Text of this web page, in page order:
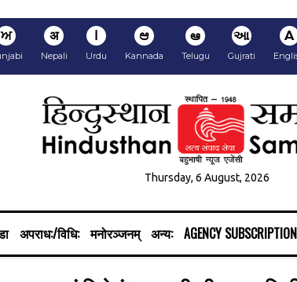
ਅ अ
Nepali
ا
Urdu
ಆ
Kannada
ఆ
Telugu
આ
Gujrati
A
Thursday, 6 August, 2026
अपराध:/विधि: मनोरञ्जनम् अन्य: AGENCY